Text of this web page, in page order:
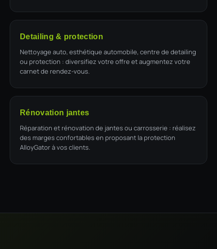
Detailing & protection
Nettoyage auto, esthétique automobile, centre de detailing
ou protection : diversifiez votre offre et augmentez votre
carnet de rendez-vous.
Rénovation jantes
Réparation et rénovation de jantes ou carrosserie : réalisez
des marges confortables en proposant la protection
AlloyGator à vos clients.